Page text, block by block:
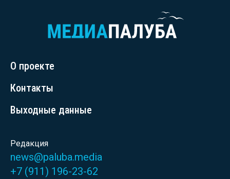
О проекте
Контакты
Выходные данные
Редакция
news@paluba.media
+7 (911) 196-23-62